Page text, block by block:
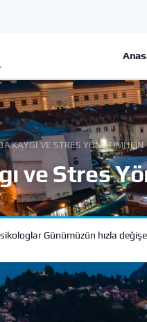
KAYGI VE STRES YÖNETIMI İÇIN
ve Stres
Günümüzün hızla